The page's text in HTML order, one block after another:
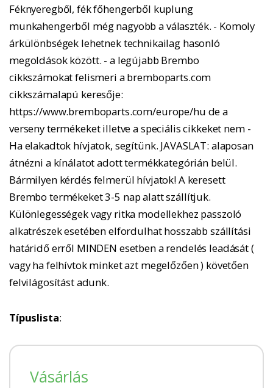
Féknyeregből, fék főhengerből kuplung
munkahengerből még nagyobb a választék. - Komoly
árkülönbségek lehetnek technikailag hasonló
megoldások között. - a legújabb Brembo
cikkszámokat felismeri a bremboparts.com
cikkszámalapú keresője:
https://www.bremboparts.com/europe/hu de a
verseny termékeket illetve a speciális cikkeket nem -
Ha elakadtok hívjatok, segítünk. JAVASLAT: alaposan
átnézni a kínálatot adott termékkategórián belül.
Bármilyen kérdés felmerül hívjatok! A keresett
Brembo termékeket 3-5 nap alatt szállítjuk.
Különlegességek vagy ritka modellekhez passzoló
alkatrészek esetében elfordulhat hosszabb szállítási
határidő erről MINDEN esetben a rendelés leadását (
vagy ha felhívtok minket azt megelőzően ) követően
felvilágosítást adunk.
Típuslista:
Vásárlás